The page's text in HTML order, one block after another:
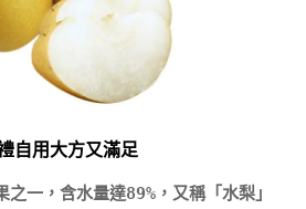
自用大方又滿足
一，含水量達89%，又稱「水梨」